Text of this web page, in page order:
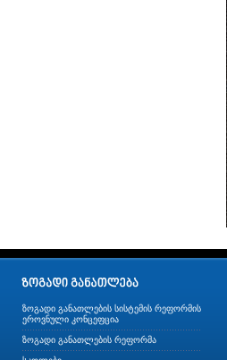
ზოგადი განათლების სისტემის რეფორმის
ეროვნული კონცეფცია
ზოგადი განათლების რეფორმა